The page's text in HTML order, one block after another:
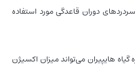
دوران قاعدگی مورد استفاده
هایپیران می‌تواند میزان اکسیژن